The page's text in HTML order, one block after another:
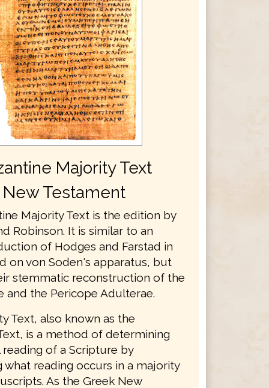
Majority Text
New Testament
Majority Text is the edition by
Robinson. It is similar to an
of Hodges and Farstad in
on von Soden's apparatus, but
stemmatic reconstruction of the
and the Pericope Adulterae.
Text, also known as the
is a method of determining
of a Scripture by
what reading occurs in a majority
As the Greek New